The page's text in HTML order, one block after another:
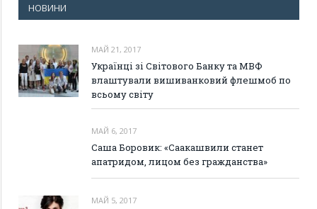
НОВИНИ
МАЙ 21, 2017
Українці зі Світового Банку та МВФ
влаштували вишиванковий флешмоб по
всьому світу
МАЙ 6, 2017
Саша Боровик: «Саакашвили станет
апатридом, лицом без гражданства»
МАЙ 5, 2017